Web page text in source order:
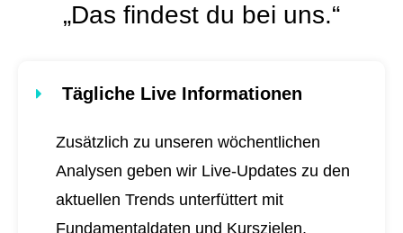
„Das findest du bei uns.“
Tägliche Live Informationen
Zusätzlich zu unseren wöchentlichen
Analysen geben wir Live-Updates zu den
aktuellen Trends unterfüttert mit
Fundamentaldaten und Kurszielen.